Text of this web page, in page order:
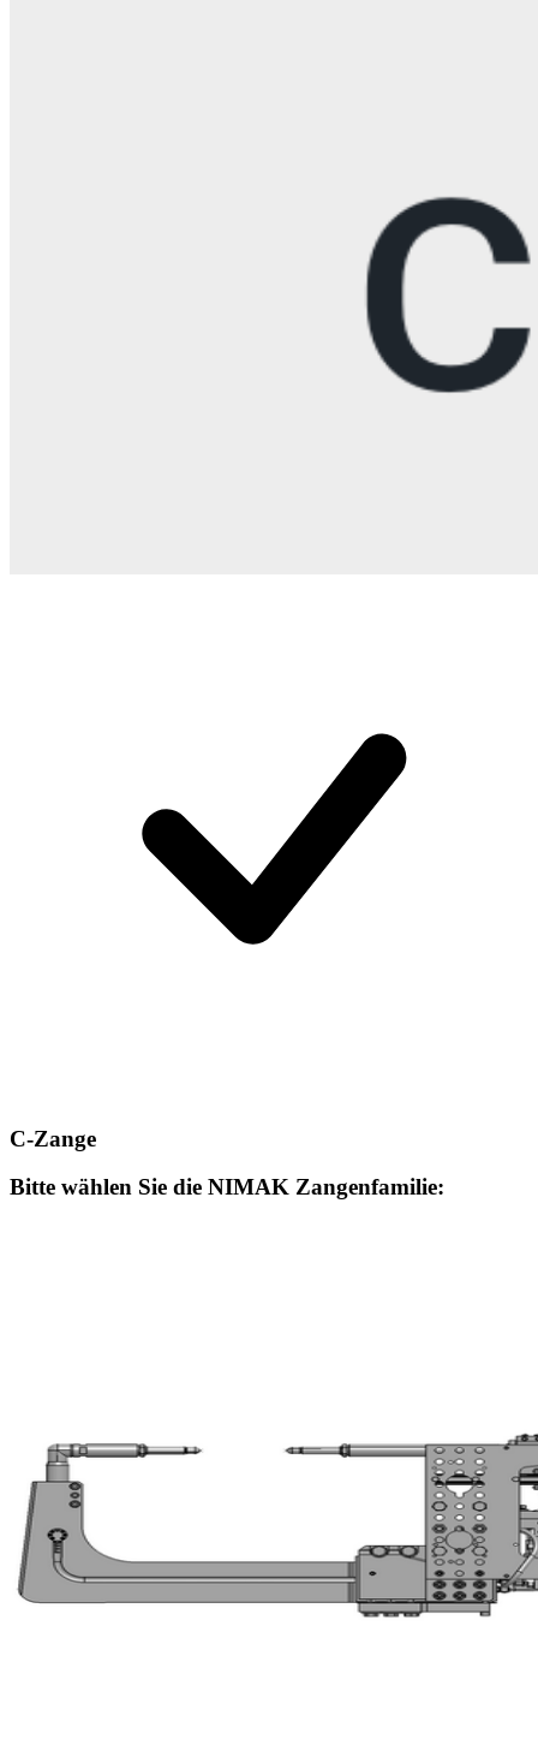
C-Zange
Bitte wählen Sie die NIMAK Zangenfamilie: